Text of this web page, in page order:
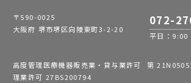
〒590-0025
大阪府 堺市堺区向陵東町3-2-20
072-
平日：
高度管理医療機器販売業・貸与業許可 第
理業許可 27BS200794